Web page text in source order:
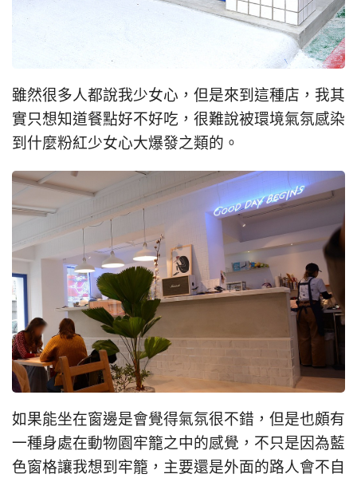
雖然很多人都說我少女心，但是來到這種店，我其
實只想知道餐點好不好吃，很難說被環境氣氛感染
到什麼粉紅少女心大爆發之類的。
如果能坐在窗邊是會覺得氣氛很不錯，但是也頗有
一種身處在動物園牢籠之中的感覺，不只是因為藍
色窗格讓我想到牢籠，主要還是外面的路人會不自